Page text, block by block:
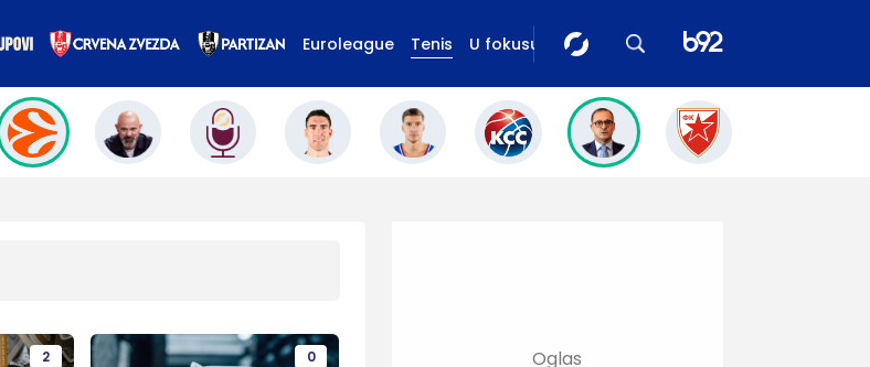
Euroleague Tenis U fokusu
2 0